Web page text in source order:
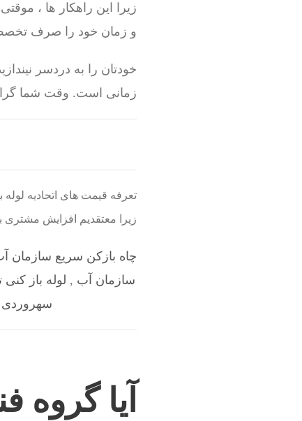
زیرا این راهکار ها ،
و زمان خود را صرف تخصص
خودتان را به دردسر
زمانی است. وقت شما
تعرفه قیمت های اتحادیه
زیرا معتقدیم افزایش مشتری
چاه بازکن سریع سازمان
سازمان آب , لوله باز
سهروردی
آیا